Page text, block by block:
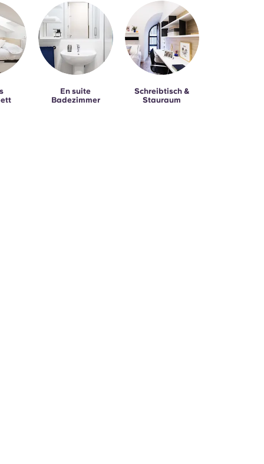
En suite
Badezimmer
Schreibtisch &
Stauraum